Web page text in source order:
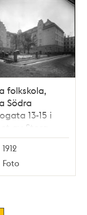
folkskola,
Södra
13-15 i
av Stora
1912
Foto